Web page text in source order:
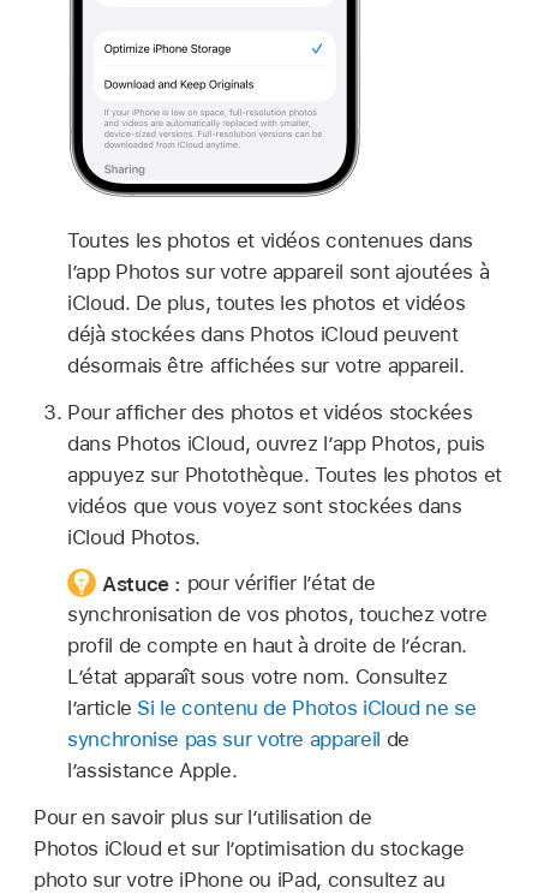
Toutes les photos et vidéos contenues dans
l’app Photos sur votre appareil sont ajoutées à
iCloud. De plus, toutes les photos et vidéos
déjà stockées dans Photos iCloud peuvent
désormais être affichées sur votre appareil.
Pour afficher des photos et vidéos stockées
dans Photos iCloud, ouvrez l’app Photos, puis
appuyez sur Photothèque. Toutes les photos et
vidéos que vous voyez sont stockées dans
iCloud Photos.
Astuce : pour vérifier l’état de
synchronisation de vos photos, touchez votre
profil de compte en haut à droite de l’écran.
L’état apparaît sous votre nom. Consultez
l’article Si le contenu de Photos iCloud ne se
synchronise pas sur votre appareil de
l’assistance Apple.
Pour en savoir plus sur l’utilisation de
Photos iCloud et sur l’optimisation du stockage
photo sur votre iPhone ou iPad, consultez au